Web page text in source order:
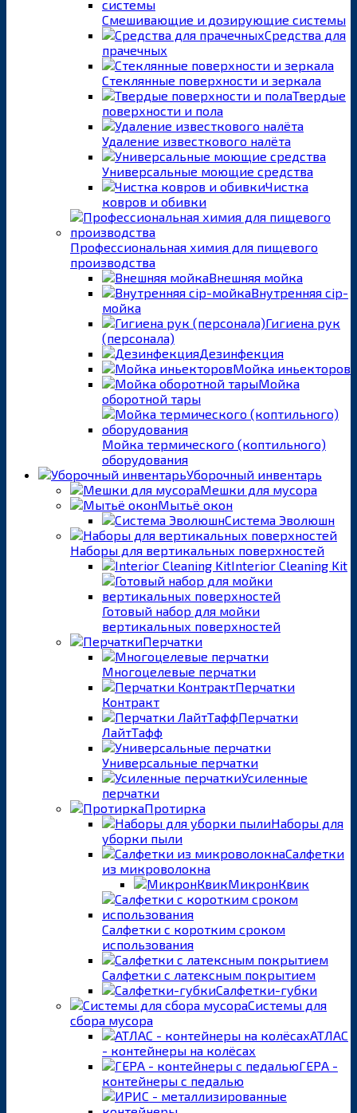
Смешивающие и дозирующие системы
Средства для
прачечных
Стеклянные поверхности и зеркала
Твердые
поверхности и пола
Удаление известкового налёта
Универсальные моющие средства
Чистка
ковров и обивки
Профессиональная химия для пищевого
производства
Внешняя мойка
Внутренняя cip-
мойка
Гигиена рук
(персонала)
Дезинфекция
Мойка иньекторов
Мойка
оборотной тары
Мойка термического (коптильного)
оборудования
Уборочный инвентарь
Мешки для мусора
Мытьё окон
Система Эволюшн
Наборы для вертикальных поверхностей
Interior Cleaning Kit
Готовый набор для мойки
вертикальных поверхностей
Перчатки
Многоцелевые перчатки
Перчатки
Контракт
Перчатки
ЛайтТафф
Универсальные перчатки
Усиленные
перчатки
Протирка
Наборы для
уборки пыли
Салфетки
из микроволокна
МикронКвик
Салфетки с коротким сроком
использования
Салфетки с латексным покрытием
Салфетки-губки
Системы для
сбора мусора
АТЛАС
- контейнеры на колёсах
ГЕРА -
контейнеры с педалью